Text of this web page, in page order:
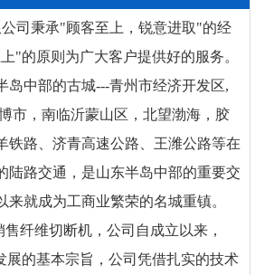
司秉承"顾客至上，锐意进取"的经
"的原则为广大客户提供好的服务。
岛中部的古城---青州市经济开发区,
市，南临沂蒙山区，北望渤海，胶
铁路、济青高速公路、王潍公路等在
陆路交通，是山东半岛中部的重要交
来就成为工商业繁荣的名城重镇。
纤维切断机，公司自成立以来，
展的基本宗旨，公司凭借扎实的技术